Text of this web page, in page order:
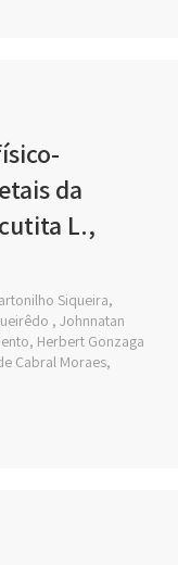
da
L.,
Siqueira,
, Johnnatan
Herbert Gonzaga
Cabral Moraes,